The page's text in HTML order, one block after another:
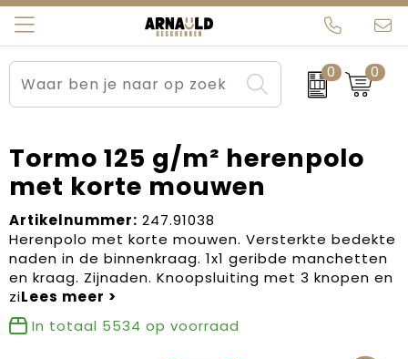
0 0
Relatiegeschenken
Sportkleding
Werkkleding
Kleding en textiel
Tassen
Beurs en Evenementen
Brievenbuspakketten
Carnaval
Dag van de Zorg
Kerstartikelen
Kerstpakketten
Arnauld Kerstpakketten
MijnEigenKadootje
Ons team
Contact
Blogs
Tormo 125 g/m² herenpolo
met korte mouwen
Artikelnummer: 247.91038
Herenpolo met korte mouwen. Versterkte bedekte
naden in de binnenkraag. 1x1 geribde manchetten
en kraag. Zijnaden. Knoopsluiting met 3 knopen en
zi
In totaal 5534 op voorraad